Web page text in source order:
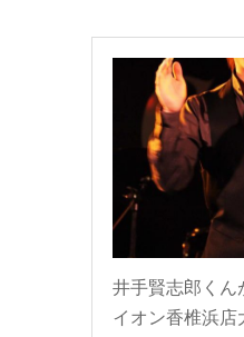
井手賢志郎くん
イオン香椎浜店